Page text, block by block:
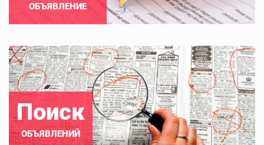
ОБЪЯВЛЕНИЕ
Поиск
ОБЪЯВЛЕНИЙ